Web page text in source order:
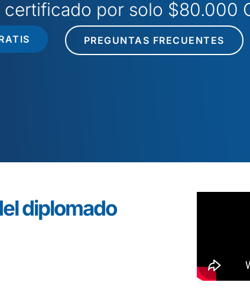
por solo $80.000
PREGUNTAS FRECUENTES
diplomado